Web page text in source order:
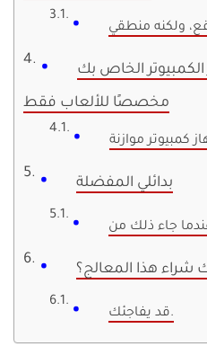
الخاص بك
مخصصًا للألعاب فقط
كمبيوتر موازنة
بدائلي ​​المفضلة
جاء ذلك من
شراء هذا المعالج؟
قد يفاجئك.